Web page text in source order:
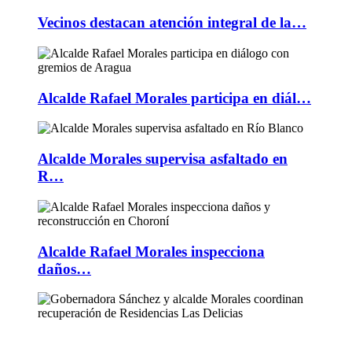
Vecinos destacan atención integral de la…
Alcalde Rafael Morales participa en diál…
Alcalde Morales supervisa asfaltado en
R…
Alcalde Rafael Morales inspecciona
daños…